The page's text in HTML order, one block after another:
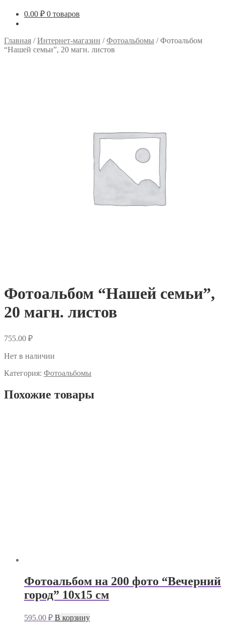
0.00 ₽ 0 товаров
Главная /Интернет-магазин /Фотоальбомы /Фотоальбом
“Нашей семьи”, 20 магн. листов
Фотоальбом “Нашей семьи”,
20 магн. листов
755.00 ₽
Нет в наличии
Категория: Фотоальбомы
Похожие товары
Фотоальбом на 200 фото “Вечерний
город” 10х15 см
595.00 ₽ В корзину